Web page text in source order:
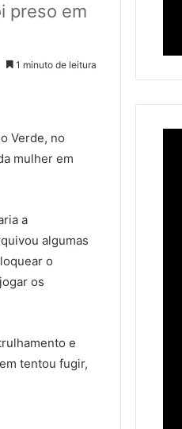
preso em
1 minuto de leitura
Verde, no
mulher em
a
algumas
o
os
e
tentou fugir,